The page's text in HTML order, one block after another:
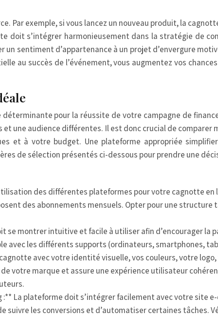
Par exemple, si vous lancez un nouveau produit, la
doit s’intégrer harmonieusement dans la stratégie de
un sentiment d’appartenance à un projet d’envergure
au succès de l’événement, vous augmentez vos
pour la réussite de votre campagne de
une audience différentes. Il est donc crucial de
et à votre budget. Une plateforme appropriée
de sélection présentés ci-dessous pour prendre une
des différentes plateformes pour votre cagnotte
des abonnements mensuels. Opter pour une
montrer intuitive et facile à utiliser afin d’encourager la
avec les différents supports (ordinateurs, smartphones,
avec votre identité visuelle, vos couleurs, votre
votre marque et assure une expérience utilisateur
La plateforme doit s’intégrer facilement avec votre site
les conversions et d’automatiser certaines tâches.